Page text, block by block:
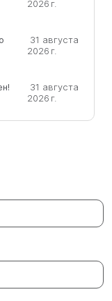
2026 г.
31 августа
2026 г.
31 августа
2026 г.